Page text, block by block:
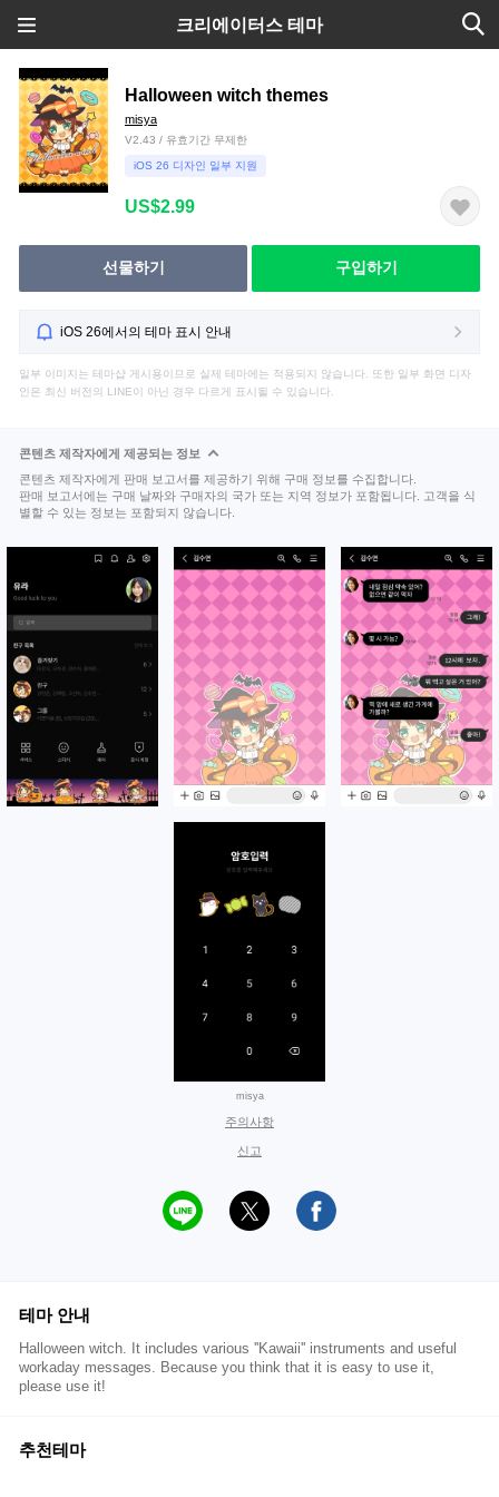
크리에이터스 테마
Halloween witch themes
misya
V2.43 / 유효기간 무제한
iOS 26 디자인 일부 지원
US$2.99
선물하기 구입하기
iOS 26에서의 테마 표시 안내
일부 이미지는 테마샵 게시용이므로 실제 테마에는 적용되지 않습니다. 또한 일부 화면 디자
인은 최신 버전의 LINE이 아닌 경우 다르게 표시될 수 있습니다.
콘텐츠 제작자에게 제공되는 정보
콘텐츠 제작자에게 판매 보고서를 제공하기 위해 구매 정보를 수집합니다.
판매 보고서에는 구매 날짜와 구매자의 국가 또는 지역 정보가 포함됩니다. 고객을 식
별할 수 있는 정보는 포함되지 않습니다.
misya
주의사항
신고
테마 안내
Halloween witch. It includes various ''Kawaii'' instruments and useful
workaday messages. Because you think that it is easy to use it,
please use it!
추천테마